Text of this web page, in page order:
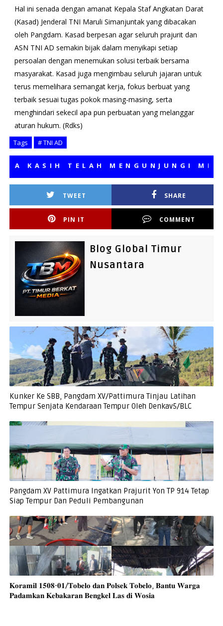
​Hal ini senada dengan amanat Kepala Staf Angkatan Darat
(Kasad) Jenderal TNI Maruli Simanjuntak yang dibacakan
oleh Pangdam. Kasad berpesan agar seluruh prajurit dan
ASN TNI AD semakin bijak dalam menyikapi setiap
persoalan dengan menemukan solusi terbaik bersama
masyarakat. Kasad juga mengimbau seluruh jajaran untuk
terus memelihara semangat kerja, fokus berbuat yang
terbaik sesuai tugas pokok masing-masing, serta
menghindari sekecil apa pun perbuatan yang melanggar
aturan hukum. (Rdks)
Tags # TNI AD
TELAH MENGUNJUNGI MEDIA
TWEET SHARE
PIN IT COMMENT
Blog Global Timur
Nusantara
Kunker Ke SBB, Pangdam XV/Pattimura Tinjau Latihan
Tempur Senjata Kendaraan Tempur Oleh Denkav5/BLC
Pangdam XV Pattimura Ingatkan Prajurit Yon TP 914 Tetap
Siap Tempur Dan Peduli Pembangunan
𝐊𝐨𝐫𝐚𝐦𝐢𝐥 𝟏𝟓𝟎𝟖-𝟎𝟏/𝐓𝐨𝐛𝐞𝐥𝐨 𝐝𝐚𝐧 𝐏𝐨𝐥𝐬𝐞𝐤 𝐓𝐨𝐛𝐞𝐥𝐨, 𝐁𝐚𝐧𝐭𝐮 𝐖𝐚𝐫𝐠𝐚
𝐏𝐚𝐝𝐚𝐦𝐤𝐚𝐧 𝐊𝐞𝐛𝐚𝐤𝐚𝐫𝐚𝐧 𝐁𝐞𝐧𝐠𝐤𝐞𝐥 𝐋𝐚𝐬 𝐝𝐢 𝐖𝐨𝐬𝐢𝐚